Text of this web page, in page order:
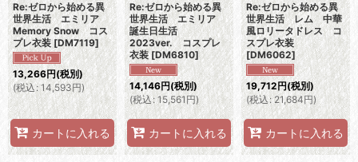
Re:ゼロから始める異
世界生活 エミリア
Memory Snow コス
プレ衣装 [DM7119]
13,266円(税別)
(税込: 14,593円)
カートに入れる
Re:ゼロから始める異
世界生活 エミリア
誕生日生活
2023ver. コスプレ
衣装 [DM6810]
14,146円(税別)
(税込: 15,561 円)
カートに入れる
Re:ゼロから始める異
世界生活 レム 中華
風ロリータドレス コ
スプレ衣装
[DM6062]
19,712円(税別)
(税込: 21,684円)
カートに入れる